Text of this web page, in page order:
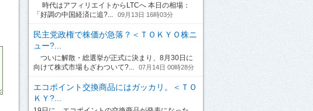
時代はアフィリエイトからLTCへ 本日の相場：
「好調の中国経済に追?...
09月13日 16時03分
民主党政権で株価が急落？＜ＴＯＫＹＯ株ニ
ュー?...
ついに解散・総選挙が正式に決まり、8月30日に
向けて株式市場もざわついて?...
07月14日 00時28分
エコポイント交換商品にはガッカリ。＜ＴＯ
ＫＹ?...